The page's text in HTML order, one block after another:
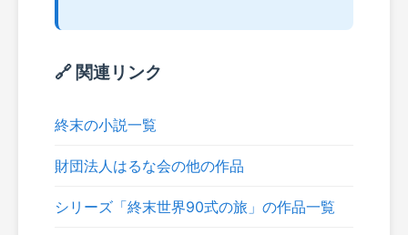
🔗 関連リンク
終末の小説一覧
財団法人はるな会の他の作品
シリーズ「終末世界90式の旅」の作品一覧